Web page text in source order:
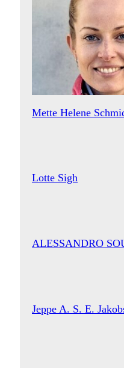
Mette Helene
Lotte Sigh
ALESSANDRO
Jeppe A. S. E.